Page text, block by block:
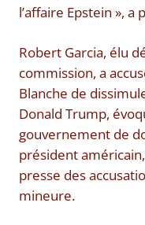
l’affaire Epstein », a
Robert Garcia, élu
commission, a
Blanche de
Donald Trump,
gouvernement de
président
presse des
mineure.